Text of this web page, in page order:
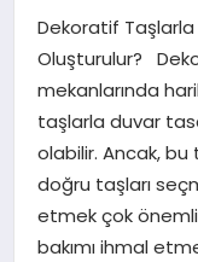
MAGAZIN
SAĞLIK
SIYASET
SPOR
Dekoratif Taşlarla
Oluşturulur?
mekanlarında
taşlarla duvar
olabilir. Ancak,
doğru taşları
etmek çok
bakımı ihmal